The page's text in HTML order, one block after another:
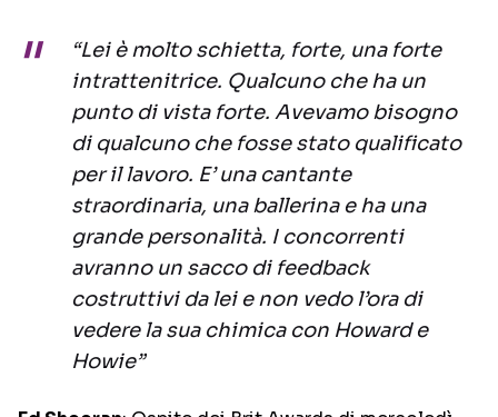
“Lei è molto schietta, forte, una forte
intrattenitrice. Qualcuno che ha un
punto di vista forte. Avevamo bisogno
di qualcuno che fosse stato qualificato
per il lavoro. E’ una cantante
straordinaria, una ballerina e ha una
grande personalità. I concorrenti
avranno un sacco di feedback
costruttivi da lei e non vedo l’ora di
vedere la sua chimica con Howard e
Howie”